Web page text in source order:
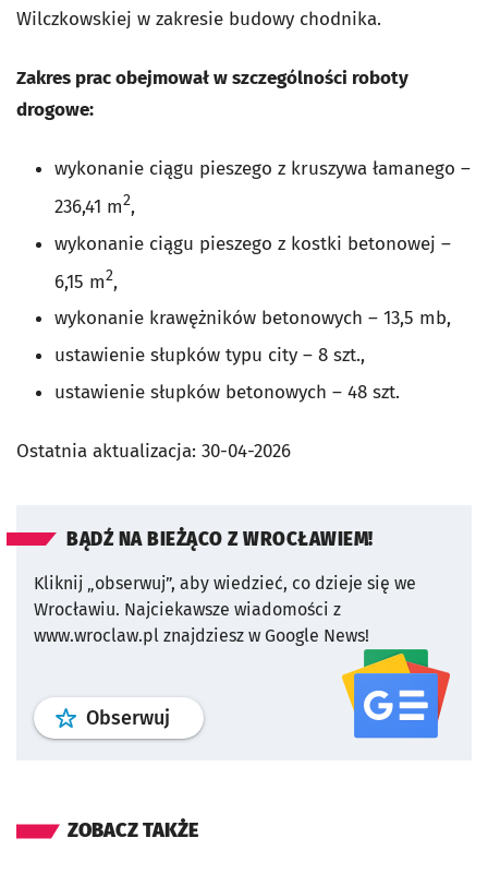
Wilczkowskiej w zakresie budowy chodnika.
Zakres prac obejmował w szczególności roboty
drogowe:
wykonanie ciągu pieszego z kruszywa łamanego –
236,41 m2,
wykonanie ciągu pieszego z kostki betonowej –
6,15 m2,
wykonanie krawężników betonowych – 13,5 mb,
ustawienie słupków typu city – 8 szt.,
ustawienie słupków betonowych – 48 szt.
Ostatnia aktualizacja: 30-04-2026
BĄDŹ NA BIEŻĄCO Z WROCŁAWIEM!
Kliknij „obserwuj”, aby wiedzieć, co dzieje się we
Wrocławiu. Najciekawsze wiadomości z
www.wroclaw.pl znajdziesz w Google News!
Obserwuj profil serwisu
ZOBACZ TAKŻE